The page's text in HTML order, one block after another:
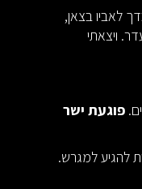
לאביו בצאן,
ויצאתי
פוגעת ישר
להגיע למגרש.